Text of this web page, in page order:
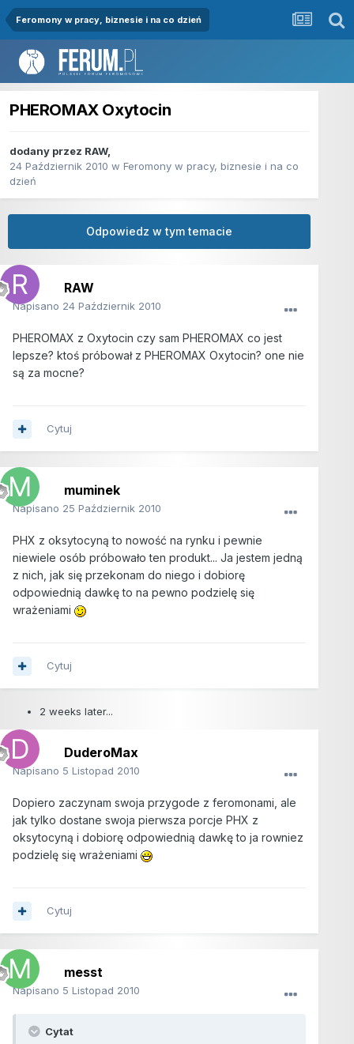
Feromony w pracy, biznesie i na co dzień
PHEROMAX Oxytocin
dodany przez RAW,
24 Październik 2010 w Feromony w pracy, biznesie i na co
dzień
Odpowiedz w tym temacie
RAW
Napisano 24 Październik 2010
PHEROMAX z Oxytocin czy sam PHEROMAX co jest
lepsze? ktoś próbował z PHEROMAX Oxytocin? one nie
są za mocne?
Cytuj
muminek
Napisano 25 Październik 2010
PHX z oksytocyną to nowość na rynku i pewnie
niewiele osób próbowało ten produkt... Ja jestem jedną
z nich, jak się przekonam do niego i dobiorę
odpowiednią dawkę to na pewno podzielę się
wrażeniami
Cytuj
2 weeks later...
DuderoMax
Napisano 5 Listopad 2010
Dopiero zaczynam swoja przygode z feromonami, ale
jak tylko dostane swoja pierwsza porcje PHX z
oksytocyną i dobiorę odpowiednią dawkę to ja rowniez
podzielę się wrażeniami
Cytuj
messt
Napisano 5 Listopad 2010
Cytat